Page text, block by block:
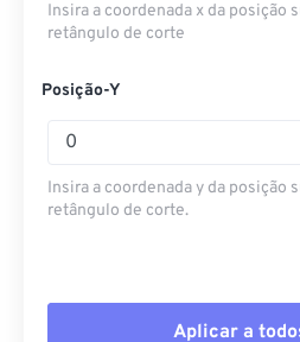
Insira a coordenada x da posição
retângulo de corte
Posição-Y
Insira a coordenada y da posição
retângulo de corte.
Aplicar a